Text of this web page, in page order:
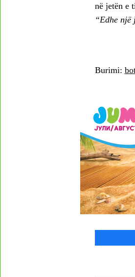
në jetën e
“Edhe një
Burimi: